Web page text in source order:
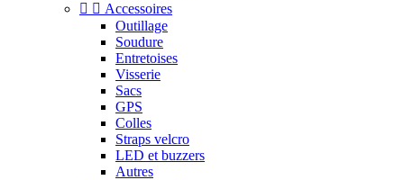
  Accessoires
Outillage
Soudure
Entretoises
Visserie
Sacs
GPS
Colles
Straps velcro
LED et buzzers
Autres